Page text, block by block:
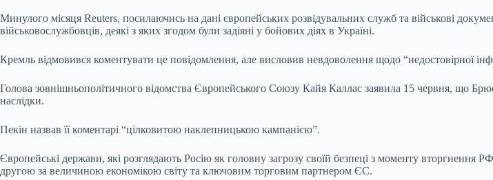
Минулого місяця Reuters, посилаючись на дані європейських розвідувальних служб та військові
військовослужбовців, деякі з яких згодом були задіяні у бойових діях в Україні.
Кремль відмовився коментувати це повідомлення, але висловив невдоволення щодо “недостовірної
Голова зовнішньополітичного відомства Європейського Союзу Кайя Каллас заявила 15 червня, що
наслідки.
Пекін назвав її коментарі “цілковитою наклепницькою кампанією”.
Європейські держави, які розглядають Росію як головну загрозу своїй безпеці з моменту
другою за величиною економікою світу та ключовим торговим партнером ЄС.